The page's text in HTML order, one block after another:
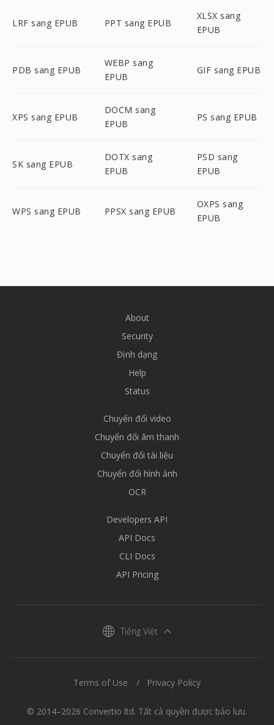
LRF sang EPUB PPT sang EPUB
XLSX sang
EPUB
PDB sang EPUB
WEBP sang
EPUB
GIF sang EPUB
XPS sang EPUB
DOCM sang
EPUB
PS sang EPUB
SK sang EPUB
DOTX sang
EPUB
PSD sang
EPUB
WPS sang EPUB PPSX sang EPUB
OXPS sang
EPUB
About
Security
Định dạng
Help
Status
Chuyển đổi video
Chuyển đổi âm thanh
Chuyển đổi tài liệu
Chuyển đổi hình ảnh
OCR
Developers API
API Docs
CLI Docs
API Pricing
Tiếng Việt
© 2014–2026 Convertio ltd. Tất cả quyền được bảo lưu.
Terms of Use Privacy Policy